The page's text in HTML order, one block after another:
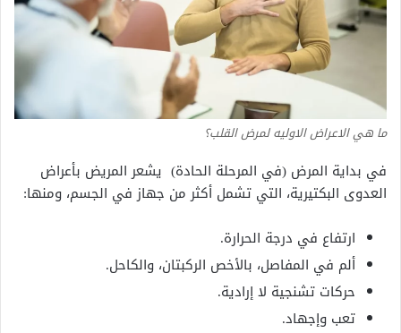
ما هي الاعراض الاوليه لمرض القلب؟
في بداية المرض (في المرحلة الحادة) يشعر المريض بأعراض
العدوى البكتيرية، التي تشمل أكثر من جهاز في الجسم، ومنها:
ارتفاع في درجة الحرارة.
ألم في المفاصل، بالأخص الركبتان، والكاحل.
حركات تشنجية لا إرادية.
تعب وإجهاد.